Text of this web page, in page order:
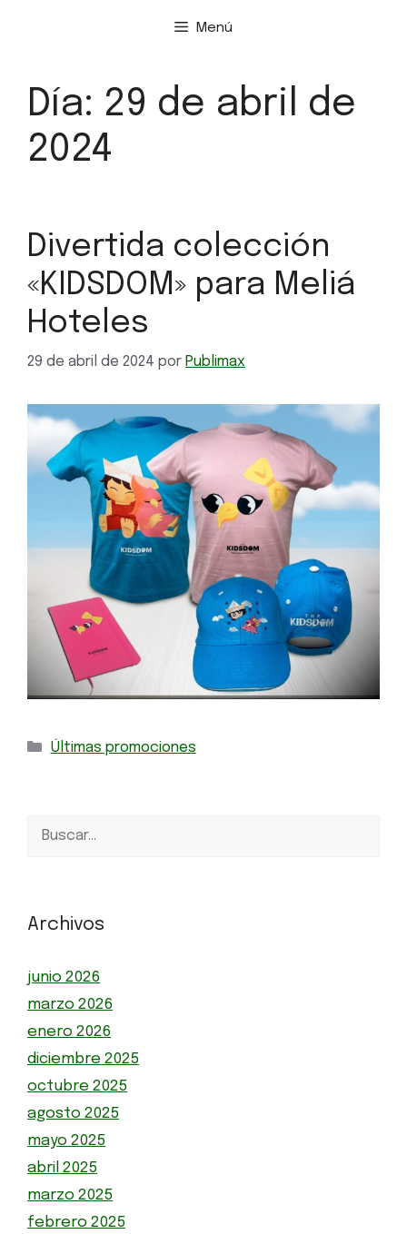
Menú
Día: 29 de abril de
2024
Divertida colección
«KIDSDOM» para Meliá
Hoteles
29 de abril de 2024 por Publimax
Últimas promociones
Archivos
junio 2026
marzo 2026
enero 2026
diciembre 2025
octubre 2025
agosto 2025
mayo 2025
abril 2025
marzo 2025
febrero 2025